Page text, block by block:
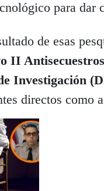
para dar
de esas
II
Investigación
directos como